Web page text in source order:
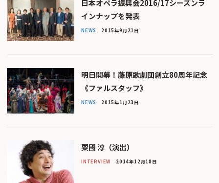
日本オペラ振興会2016/17シーズンラ
インナップを発表
NEWS 2015年9月21日
明日開幕！藤原歌劇団創立80周年記念
《ファルスタッフ》
NEWS 2015年1月23日
粟國 淳（演出）
INTERVIEW 2014年12月18日